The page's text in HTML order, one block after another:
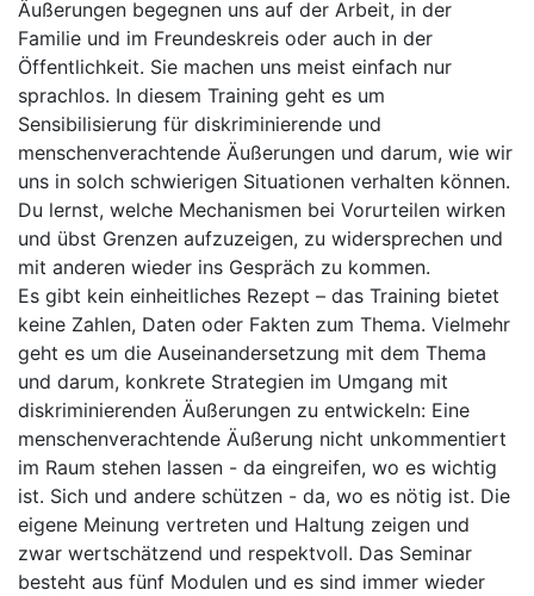
Äußerungen begegnen uns auf der Arbeit, in der
Familie und im Freundeskreis oder auch in der
Öffentlichkeit. Sie machen uns meist einfach nur
sprachlos. In diesem Training geht es um
Sensibilisierung für diskriminierende und
menschenverachtende Äußerungen und darum, wie wir
uns in solch schwierigen Situationen verhalten können.
Du lernst, welche Mechanismen bei Vorurteilen wirken
und übst Grenzen aufzuzeigen, zu widersprechen und
mit anderen wieder ins Gespräch zu kommen.
Es gibt kein einheitliches Rezept – das Training bietet
keine Zahlen, Daten oder Fakten zum Thema. Vielmehr
geht es um die Auseinandersetzung mit dem Thema
und darum, konkrete Strategien im Umgang mit
diskriminierenden Äußerungen zu entwickeln: Eine
menschenverachtende Äußerung nicht unkommentiert
im Raum stehen lassen - da eingreifen, wo es wichtig
ist. Sich und andere schützen - da, wo es nötig ist. Die
eigene Meinung vertreten und Haltung zeigen und
zwar wertschätzend und respektvoll. Das Seminar
besteht aus fünf Modulen und es sind immer wieder